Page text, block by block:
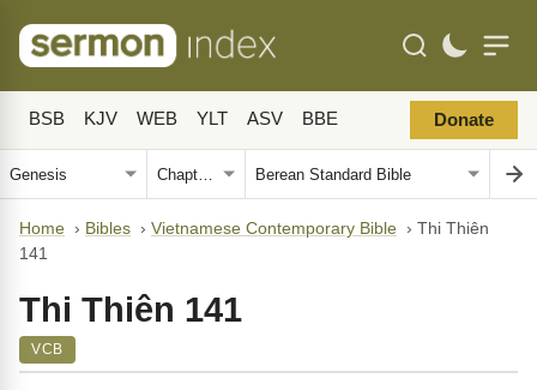
BSB KJV WEB YLT ASV BBE Donate
Home › Bibles › Vietnamese Contemporary Bible › Thi Thiên
141
Thi Thiên 141
VCB